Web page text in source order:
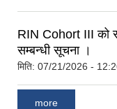
RIN Cohort III को
सम्बन्धी सूचना ।
मिति: 07/21/2026 -
more